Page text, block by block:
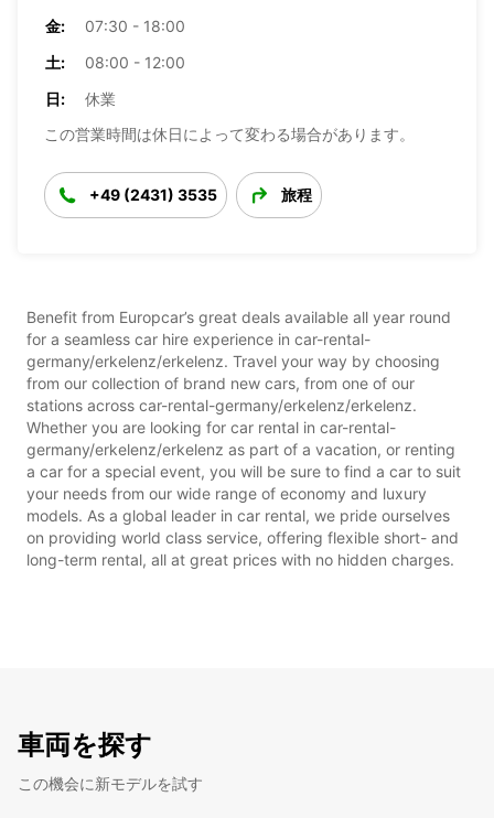
金:
07:30 - 18:00
土:
08:00 - 12:00
日:
休業
この営業時間は休日によって変わる場合があります。
+49 (2431) 3535 旅程
Benefit from Europcar’s great deals available all year round
for a seamless car hire experience in car-rental-
germany/erkelenz/erkelenz. Travel your way by choosing
from our collection of brand new cars, from one of our
stations across car-rental-germany/erkelenz/erkelenz.
Whether you are looking for car rental in car-rental-
germany/erkelenz/erkelenz as part of a vacation, or renting
a car for a special event, you will be sure to find a car to suit
your needs from our wide range of economy and luxury
models. As a global leader in car rental, we pride ourselves
on providing world class service, offering flexible short- and
long-term rental, all at great prices with no hidden charges.
車両を探す
この機会に新モデルを試す